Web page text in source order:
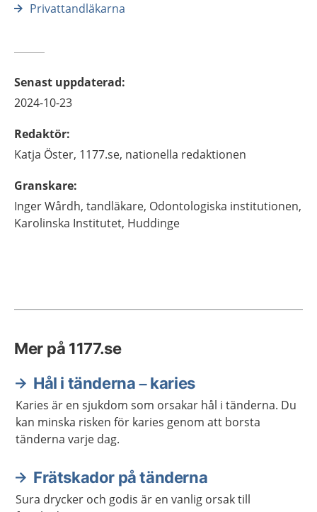
Privattandläkarna
Senast uppdaterad:
2024-10-23
Redaktör:
Katja Öster, 1177.se, nationella redaktionen
Granskare:
IngerWårdh, tandläkare, Odontologiska institutionen,
Karolinska Institutet, Huddinge
Mer på 1177.se
Hål i tänderna – karies
Karies är en sjukdom som orsakar hål i tänderna. Du
kan minska risken för karies genom att borsta
tänderna varje dag.
Frätskador på tänderna
Sura drycker och godis är en vanlig orsak till